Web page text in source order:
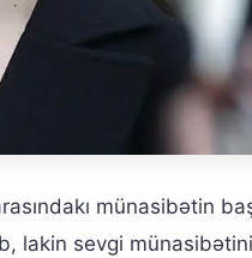
münasibətin
lakin sevgi